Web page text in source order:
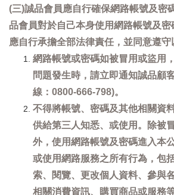
(三)誠品會員應自行確保網路帳號及密
品會員對於自己本身使用網路帳號及密
應自行承擔全部法律責任，並同意遵守
網路帳號或密碼如被冒用或盜用
問題發生時，請立即通知誠品顧
線：0800-666-798)。
不得將帳號、密碼及其他相關資
供給第三人知悉、或使用。除被
外，使用網路帳號及密碼進入本
或使用網路服務之所有行為，包
索、閱覽、更改個人資料、參與
相關消費資訊、購買商品或服務